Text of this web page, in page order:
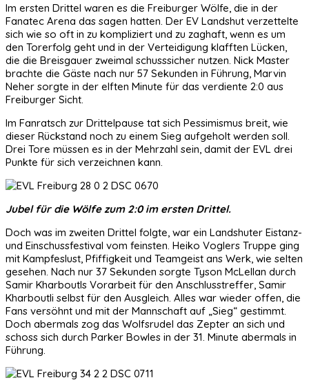
Im ersten Drittel waren es die Freiburger Wölfe, die in der
Fanatec Arena das sagen hatten. Der EV Landshut verzettelte
sich wie so oft in zu kompliziert und zu zaghaft, wenn es um
den Torerfolg geht und in der Verteidigung klafften Lücken,
die die Breisgauer zweimal schusssicher nutzen. Nick Master
brachte die Gäste nach nur 57 Sekunden in Führung, Marvin
Neher sorgte in der elften Minute für das verdiente 2:0 aus
Freiburger Sicht.
Im Fanratsch zur Drittelpause tat sich Pessimismus breit, wie
dieser Rückstand noch zu einem Sieg aufgeholt werden soll.
Drei Tore müssen es in der Mehrzahl sein, damit der EVL drei
Punkte für sich verzeichnen kann.
Jubel für die Wölfe zum 2:0 im ersten Drittel.
Doch was im zweiten Drittel folgte, war ein Landshuter Eistanz-
und Einschussfestival vom feinsten. Heiko Voglers Truppe ging
mit Kampfeslust, Pfiffigkeit und Teamgeist ans Werk, wie selten
gesehen. Nach nur 37 Sekunden sorgte Tyson McLellan durch
Samir Kharboutls Vorarbeit für den Anschlusstreffer, Samir
Kharboutli selbst für den Ausgleich. Alles war wieder offen, die
Fans versöhnt und mit der Mannschaft auf „Sieg“ gestimmt.
Doch abermals zog das Wolfsrudel das Zepter an sich und
schoss sich durch Parker Bowles in der 31. Minute abermals in
Führung.